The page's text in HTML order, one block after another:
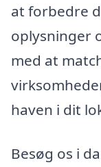
at forbedre
oplysninger
med at
haven i dit
Besøg os i